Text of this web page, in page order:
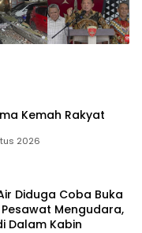
Kemah Rakyat
2026
Diduga Coba Buka
Mengudara,
Dalam Kabin